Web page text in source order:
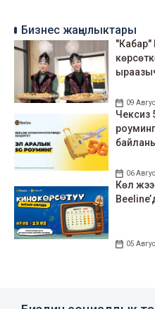
Бизнес жаңылыктары
"Кабар"
09
Чексиз
06
Көл
05